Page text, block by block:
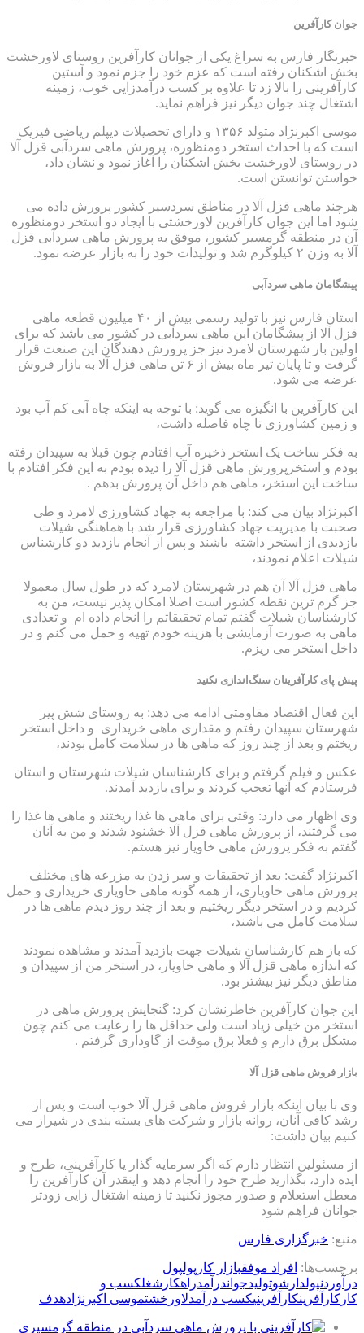
جوان کارآفرین
خبرنگار فارس به سراغ یکی از جوانان کارآفرین روستای لاورخشت
بخش اشکنان رفته است که عزم خود را جزم نمود و آستین
کارآفرینی را بالا زد تا علاوه بر کسب درآمدزایی خوب، زمینه
اشتغال چند جوان دیگر نیز فراهم نماید.
موسی اکبرنژاد متولد ۱۳۵۶ و دارای تحصیلات دیپلم ریاضی فیزیک
است که با احداث استخر دومنظوره، پرورش ماهی سردآبی قزل آلا
در روستای لاورخشت بخش اشکنان را آغاز نمود و نشان داد،
خواستن توانستن است.
هرچند ماهی قزل آلا در مناطق سردسیر کشور پرورش داده می
شود اما این جوان کارآفرین لاورخشتی با ایجاد دو استخر دومنظوره
آن در منطقه گرمسیر کشور، موفق به پرورش ماهی سردآبی قزل
آلا به وزن ۲ کیلوگرم شد و تولیدات خود را به بازار عرضه نمود.
پیشگامان ماهی سردآبی
استان فارس نیز با تولید رسمی بیش از ۴۰ میلیون قطعه ماهی
قزل آلا از پیشگامان این ماهی سردآبی در کشور می باشد که برای
اولین بار شهرستان لامرد نیز جز پرورش دهندگان این صنعت قرار
گرفت و تا پایان تیر ماه بیش از ۶ تن ماهی قزل آلا به بازار فروش
عرضه می شود.
این کارآفرین با انگیزه می گوید: با توجه به اینکه چاه آبی کم آب بود
و زمین کشاورزی تا چاه فاصله داشت،
به فکر ساخت یک استخر ذخیره آب افتادم چون قبلا به سپیدان رفته
بودم و استخرپرورش ماهی قزل آلا را دیده بودم به این فکر افتادم با
ساخت این استخر، ماهی هم داخل آن پرورش بدهم .
اکبرنژاد بیان می کند: با مراجعه به جهاد کشاورزی لامرد و طی
صحبت با مدیریت جهاد کشاورزی قرار شد با هماهنگی شیلات
بازدیدی از استخر داشته باشند و پس از آنجام بازدید دو کارشناس
شیلات اعلام نمودند،
ماهی قزل آلا آن هم در شهرستان لامرد که در طول سال معمولا
جز گرم ترین نقطه کشور است اصلا امکان پذیر نیست، من به
کارشناسان شیلات گفتم تمام تحقیقاتم را انجام داده ام و تعدادی
ماهی به صورت آزمایشی با هزینه خودم تهیه و حمل می کنم و در
داخل استخر می ریزم.
پیش پای کارآفرینان سنگ‌اندازی نکنید
این فعال اقتصاد مقاومتی ادامه می دهد: به روستای شش پیر
شهرستان سپیدان رفتم و مقداری ماهی خریداری و داخل استخر
ریختم و بعد از چند روز که ماهی ها در سلامت کامل بودند،
عکس و فیلم گرفتم و برای کارشناسان شیلات شهرستان و استان
فرستادم که آنها تعجب کردند و برای بازدید آمدند.
وی اظهار می دارد: وقتی برای ماهی ها غذا ریختند و ماهی ها غذا را
می گرفتند، از پرورش ماهی قزل آلا خشنود شدند و من به آنان
گفتم به فکر پرورش ماهی خاویار نیز هستم.
اکبرنژاد گفت: بعد از تحقیقات و سر زدن به مزرعه های مختلف
پرورش ماهی خاویاری، از همه گونه ماهی خاویاری خریداری و حمل
کردیم و در استخر دیگر ریختیم و بعد از چند روز دیدم ماهی ها در
سلامت کامل می باشند،
که باز هم کارشناسان شیلات جهت بازدید آمدند و مشاهده نمودند
که اندازه ماهی قزل آلا و ماهی خاویار، در استخر من از سپیدان و
مناطق دیگر نیز بیشتر بود.
این جوان کارآفرین خاطرنشان کرد: گنجایش پرورش ماهی در
استخر من خیلی زیاد است ولی حداقل ها را رعایت می کنم چون
مشکل برق دارم و فعلا برق موقت از گاوداری گرفتم .
بازار فروش ماهی قزل آلا
وی با بیان اینکه بازار فروش ماهی قزل آلا خوب است و پس از
رشد کافی آنان، روانه بازار و شرکت های بسته بندی در شیراز می
کنیم بیان داشت:
از مسئولین انتظار دارم که اگر سرمایه گذار یا کارآفرینی، طرح و
ایده دارد، بگذارید طرح خود را انجام دهد و اینقدر آن کارآفرین را
معطل استعلام و صدور مجوز نکنید تا زمینه اشتغال زایی زودتر
جوانان فراهم شود
منبع: خبرگزاری فارس
برچسب‌ها: افراد موفقبازار کار پولپول
درآوردنپولدارشوتولیدجواندرآمدراهکار شغلكسب و
كار کارآفرینکارآفرینیکسب درآمدلاورخشتموسی اکبرنژادهدف